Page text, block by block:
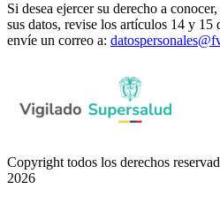
Si desea ejercer su derecho a
sus datos, revise los artículos 14 y
envíe un correo a:
Copyright todos los derechos
2026